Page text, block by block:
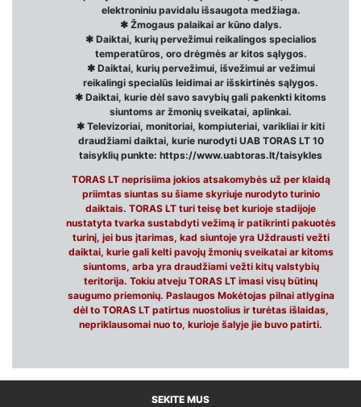
elektroniniu pavidalu išsaugota medžiaga.
✱ Žmogaus palaikai ar kūno dalys.
✱ Daiktai, kurių pervežimui reikalingos specialios
temperatūros, oro drėgmės ar kitos sąlygos.
✱ Daiktai, kurių pervežimui, išvežimui ar vežimui
reikalingi specialūs leidimai ar išskirtinės sąlygos.
✱ Daiktai, kurie dėl savo savybių gali pakenkti kitoms
siuntoms ar žmonių sveikatai, aplinkai.
✱ Televizoriai, monitoriai, kompiuteriai, varikliai ir kiti
draudžiami daiktai, kurie nurodyti UAB TORAS LT 10
taisyklių punkte: https://www.uabtoras.lt/taisykles
TORAS LT neprisiima jokios atsakomybės už per klaidą
priimtas siuntas su šiame skyriuje nurodyto turinio
daiktais. TORAS LT turi teisę bet kurioje stadijoje
nustatyta tvarka sustabdyti vežimą ir patikrinti pakuotės
turinį, jei bus įtarimas, kad siuntoje yra Uždrausti vežti
daiktai, kurie gali kelti pavojų žmonių sveikatai ar kitoms
siuntoms, arba yra draudžiami vežti kitų valstybių
teritorija. Tokiu atveju TORAS LT imasi visų būtinų
saugumo priemonių. Paslaugos Mokėtojas pilnai atlygina
dėl to TORAS LT patirtus nuostolius ir turėtas išlaidas,
nepriklausomai nuo to, kurioje šalyje jie buvo patirti.
SEKITE MUS